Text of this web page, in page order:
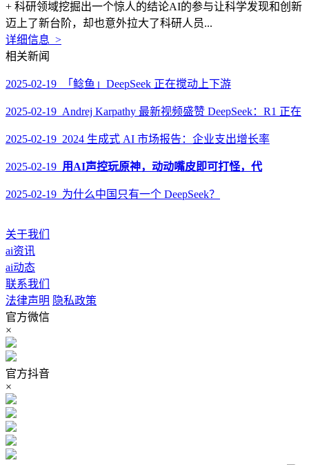
+ 科研领域挖掘出一个惊人的结论AI的参与让科学发现和创新
迈上了新台阶，却也意外拉大了科研人员...
详细信息 >
相关新闻
2025-02-19 「鲶鱼」DeepSeek 正在搅动上下游
2025-02-19 Andrej Karpathy 最新视频盛赞 DeepSeek：R1 正在
2025-02-19 2024 生成式 AI 市场报告：企业支出增长率
2025-02-19 用AI声控玩原神，动动嘴皮即可打怪，代
2025-02-19 为什么中国只有一个 DeepSeek？
关于我们
ai资讯
ai动态
联系我们
法律声明 隐私政策
官方微信
×
官方抖音
×